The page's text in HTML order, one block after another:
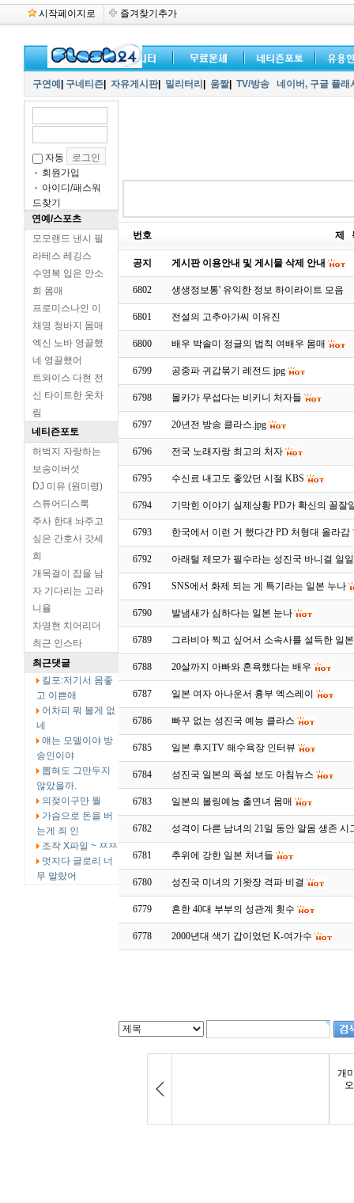
시작페이지로 즐겨찾기추가
구연예 구네티즌 자유게시판| 밀리터리 움짤| TV/방송 네이버, 구글 플
자동
회원가입
아이디/패스워
드찾기
연예/스포츠
모모랜드 낸시 필
라테스 레깅스
수영복 입은 안소
희 몸매
프로미스나인 이
채영 청바지 몸매
엑신 노바 영끌했
네 영끌했어
트와이스 다현 전
신 타이트한 옷차
림
네티즌포토
허벅지 자랑하는
보송이버섯
DJ 미유 (원미령)
스튜어디스룩
주사 한대 놔주고
싶은 간호사 갓세
희
개목걸이 잡을 남
자 기다리는 고라
니율
차영현 치어리더
최근 인스타
최근댓글
킬포:저기서 몸좋
고 이쁜애
어차피 뭐 볼게 없
네
얘는 모델이야 방
송인이야
뽑혀도 그만두지
않았을까.
의젖이구만 뭘
가슴으로 돈을 버
는게 죄 인
조작 X파일 ~ ㅉㅉ
멋지다 글로리 너
무 말랐어
번호 제
공지 게시판 이용안내 및 게시물 삭제 안내
6802 생생정보통' 유익한 정보 하이라이트 모음
6801 전설의 고추아가씨 이유진
6800 배우 박솔미 정글의 법칙 여배우 몸매
6799 공중파 귀갑묶기 레전드 jpg
6798 몰카가 무섭다는 비키니 처자들
6797 20년전 방송 클라스.jpg
6796 전국 노래자랑 최고의 처자
6795 수신료 내고도 좋았던 시절 KBS
6794 기막힌 이야기 실제상황 PD가 확신의 꼴잘
6793 한국에서 이런 거 했다간 PD 처형대 올라감
6792 아래털 제모가 필수라는 성진국 바니걸 일
6791 SNS에서 화제 되는 게 특기라는 일본 누나
6790 발냄새가 심하다는 일본 눈나
6789 그라비아 찍고 싶어서 소속사를 설득한 일
6788 20살까지 아빠와 혼욕했다는 배우
6787 일본 여자 아나운서 흉부 엑스레이
6786 빠꾸 없는 성진국 예능 클라스
6785 일본 후지TV 해수욕장 인터뷰
6784 성진국 일본의 폭설 보도 아침뉴스
6783 일본의 볼링예능 출연녀 몸매
6782 성격이 다른 남녀의 21일 동안 알몸 생존 시
6781 추위에 강한 일본 처녀들
6780 성진국 미녀의 기왓장 격파 비결
6779 흔한 40대 부부의 성관계 횟수
6778 2000년대 색기 갑이었던 K-여가수